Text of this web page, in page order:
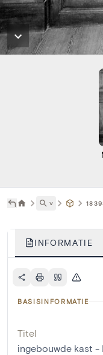
˅
INFORMATIE
BASISINFORMATIE
Titel
ingebouwde kast -